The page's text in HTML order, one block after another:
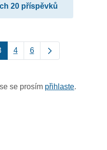
20 příspěvků
4 6
se prosím přihlaste.